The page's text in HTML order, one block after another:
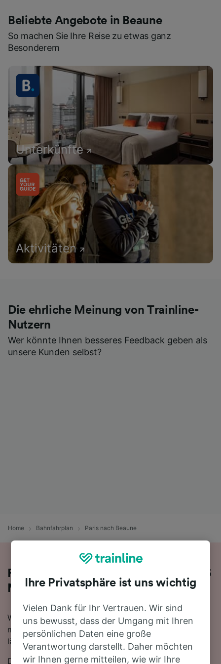
Beliebte Angebote in Beaune
So machen Sie Ihre Reise zu etwas ganz
Besonderem
Unterkünfte
Aktivitäten
Die ehrliche Meinung von Trainline-
Nutzern
Wer könnte Ihnen besseres Feedback geben als
unsere Kunden selbst?
Home Bahnfahrplan Paris nach Beaune
Reisen Sie mit dem Zug in 2 Stunden 5
Minuten von Paris nach Beaune
Wenn Sie mehr über die Reise von Paris nach Beaune
mit dem Zug erfahren möchten, suchen Sie nicht
länger!
Die schnellste Reisezeit auf dieser Strecke beträgt 2
Ihre Privatsphäre ist uns wichtig
Vielen Dank für Ihr Vertrauen. Wir sind
uns bewusst, dass der Umgang mit Ihren
persönlichen Daten eine große
Verantwortung darstellt. Daher möchten
wir Ihnen gerne mitteilen, wie wir Ihre